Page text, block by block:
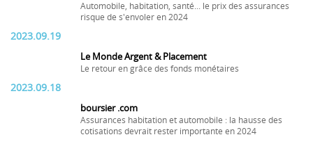
Automobile, habitation, santé... le prix des assurances
risque de s'envoler en 2024
2023.09.19
Le Monde Argent & Placement
Le retour en grâce des fonds monétaires
2023.09.18
boursier .com
Assurances habitation et automobile : la hausse des
cotisations devrait rester importante en 2024